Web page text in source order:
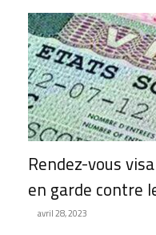
Rendez-vous
en garde contre
avril 28, 2023